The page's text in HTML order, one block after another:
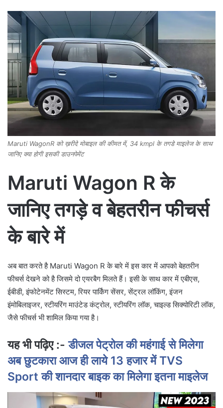
Maruti WagonR को ख़रीदे मोबाइल की कीमत में, 34 kmpl के तगडे माइलेज के साथ
जानिए क्या होगी इसकी डाउनपेमेंट
Maruti Wagon R के
जानिए तगड़े व बेहतरीन फीचर्स
के बारे में
अब बात करते है Maruti Wagon R के बारे में इस कार में आपको बेहतरीन
फीचर्स देखने को है जिसमे दो एयरबैग मिलते हैं। इसी के साथ कार में एबीएस,
ईबीडी, इंफोटेनमेंट सिस्टम, रियर पार्किंग सेंसर, सेंट्रल लॉकिंग, इंजन
इंमोबिलाइजर, स्टीयरिंग माउंटेड कंट्रोल, स्टीयरिंग लॉक, चाइल्ड सिक्योरिटी लॉक,
जैसे फीचर्स भी शामिल किया गया है।
यह भी पढ़िए :-डीजल पेट्रोल की महंगाई से मिलेगा
अब छुटकारा आज ही लाये 13 हजार में TVS
Sport की शानदार बाइक का मिलेगा इतना माइलेज